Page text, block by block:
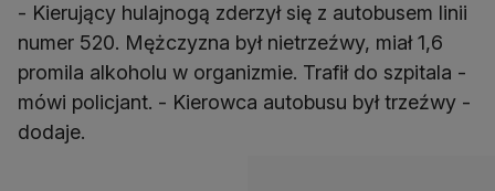
- Kierujący hulajnogą zderzył się z autobusem linii
numer 520. Mężczyzna był nietrzeźwy, miał 1,6
promila alkoholu w organizmie. Trafił do szpitala -
mówi policjant. - Kierowca autobusu był trzeźwy -
dodaje.